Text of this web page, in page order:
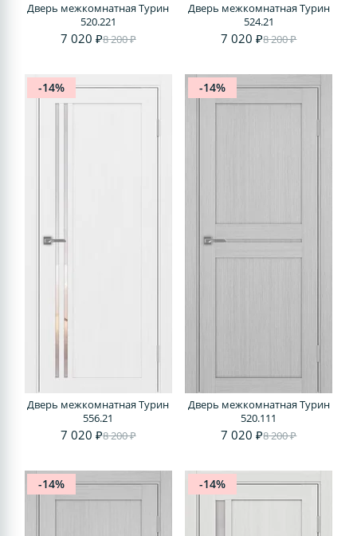
Дверь межкомнатная Турин
520.221
7 020 ₽8 200 ₽
Дверь межкомнатная Турин
524.21
7 020 ₽8 200 ₽
-14%
Дверь межкомнатная Турин
556.21
7 020 ₽8 200 ₽
-14%
Дверь межкомнатная Турин
520.111
7 020 ₽8 200 ₽
-14% -14%